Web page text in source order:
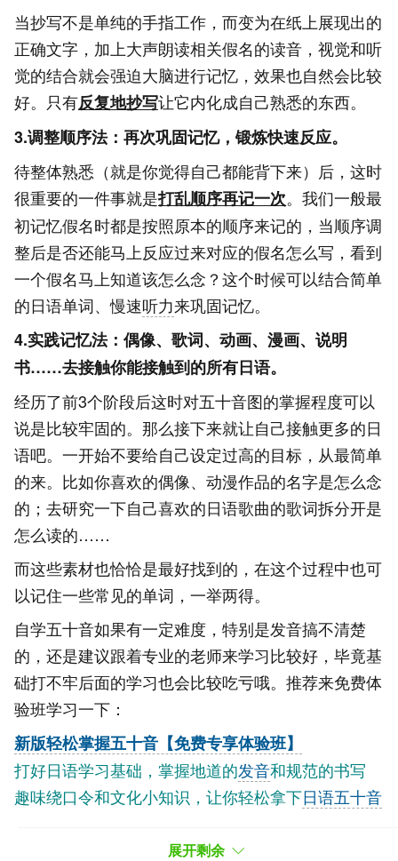
当抄写不是单纯的手指工作，而变为在纸上展现出的
正确文字，加上大声朗读相关假名的读音，视觉和听
觉的结合就会强迫大脑进行记忆，效果也自然会比较
好。只有反复地抄写让它内化成自己熟悉的东西。
3.调整顺序法：再次巩固记忆，锻炼快速反应。
待整体熟悉（就是你觉得自己都能背下来）后，这时
很重要的一件事就是打乱顺序再记一次。我们一般最
初记忆假名时都是按照原本的顺序来记的，当顺序调
整后是否还能马上反应过来对应的假名怎么写，看到
一个假名马上知道该怎么念？这个时候可以结合简单
的日语单词、慢速听力来巩固记忆。
4.实践记忆法：偶像、歌词、动画、漫画、说明
书……去接触你能接触到的所有日语。
经历了前3个阶段后这时对五十音图的掌握程度可以
说是比较牢固的。那么接下来就让自己接触更多的日
语吧。一开始不要给自己设定过高的目标，从最简单
的来。比如你喜欢的偶像、动漫作品的名字是怎么念
的；去研究一下自己喜欢的日语歌曲的歌词拆分开是
怎么读的……
而这些素材也恰恰是最好找到的，在这个过程中也可
以记住一些常见的单词，一举两得。
自学五十音如果有一定难度，特别是发音搞不清楚
的，还是建议跟着专业的老师来学习比较好，毕竟基
础打不牢后面的学习也会比较吃亏哦。推荐来免费体
验班学习一下：
新版轻松掌握五十音【免费专享体验班】
打好日语学习基础，掌握地道的发音和规范的书写
趣味绕口令和文化小知识，让你轻松拿下日语五十音
展开剩余